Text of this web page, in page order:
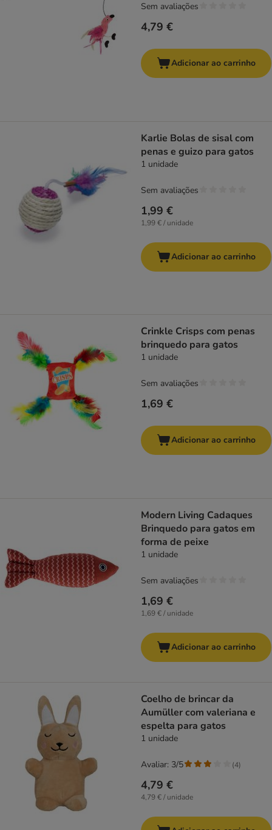
4,79 €
Sem avaliações
Adicionar ao carrinho
Karlie Bolas de sisal com
penas e guizo para gatos
1 unidade
1,99 €
1,99 € / unidade
Sem avaliações
Adicionar ao carrinho
Crinkle Crisps com penas
brinquedo para gatos
1 unidade
1,69 €
Sem avaliações
Adicionar ao carrinho
Modern Living Cadaques
Brinquedo para gatos em
forma de peixe
1 unidade
1,69 €
1,69 € / unidade
Sem avaliações
Adicionar ao carrinho
Coelho de brincar da
Aumüller com valeriana e
espelta para gatos
1 unidade
4,79 €
4,79 € / unidade
Avaliar: 3/5 (4)